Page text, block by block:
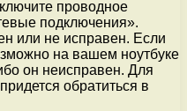
проводное
подключения».
или не исправен. Если
на вашем ноутбуке
он неисправен. Для
обратиться в